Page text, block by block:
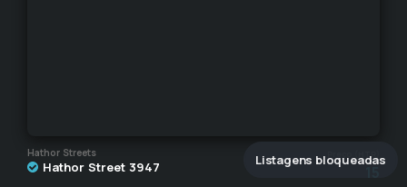
Hathor Streets
Hathor Street 3947 Listagens bloqueadas